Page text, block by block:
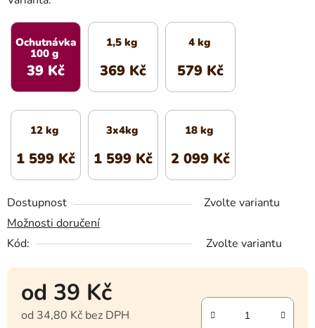
Ochutnávka
100 g
39 Kč
1,5 kg
369 Kč
4 kg
579 Kč
12 kg
1 599 Kč
3x4kg
1 599 Kč
18 kg
2 099 Kč
Dostupnost
Zvolte variantu
Možnosti doručení
Kód:
Zvolte variantu
od 39 Kč
od 34,80 Kč bez DPH